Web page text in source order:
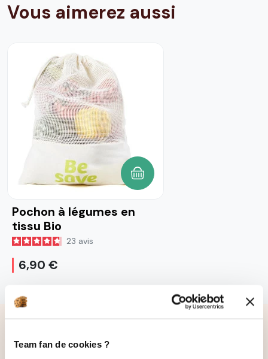
Team fan de cookies ?
Vous aimerez aussi
Pochon à légumes en
tissu Bio
23 avis
6,90 €
AJOUTER AU PANIER